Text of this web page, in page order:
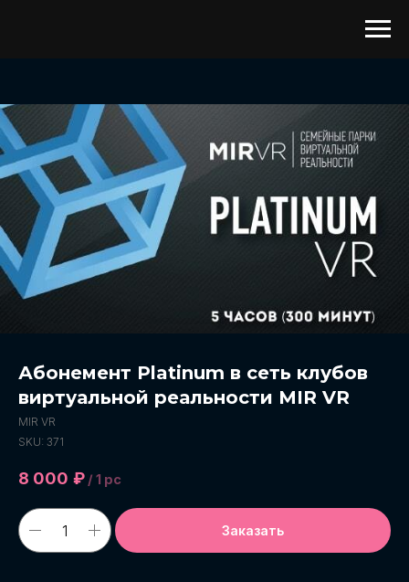
Абонемент Platinum в сеть клубов
виртуальной реальности MIR VR
MIR VR
SKU: 371
8 000 ₽ / 1 pc
Заказать